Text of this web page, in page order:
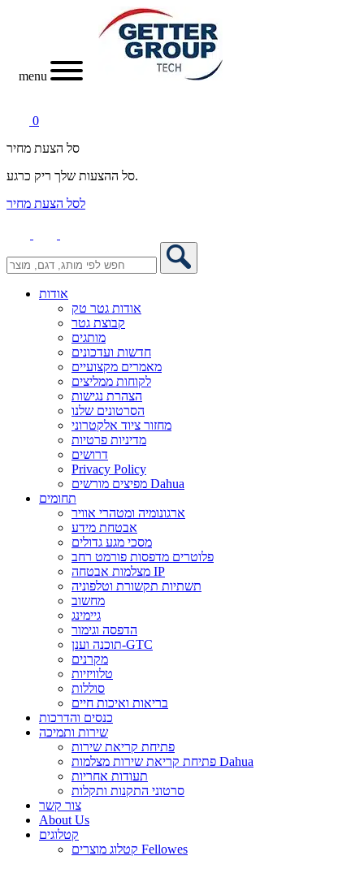
menu
0
סל הצעת מחיר
סל ההצעות שלך ריק כרגע.
לסל הצעת מחיר
אודות
אודות גטר טק
קבוצת גטר
מותגים
חדשות ועדכונים
מאמרים מקצועיים
לקוחות ממליצים
הצהרת נגישות
הסרטונים שלנו
מחזור ציוד אלקטרוני
מדיניות פרטיות
דרושים
Privacy Policy
מפיצים מורשים Dahua
תחומים
ארגונומיה ומטהרי אוויר
אבטחת מידע
מסכי מגע גדולים
פלוטרים מדפסות פורמט רחב
מצלמות אבטחה IP
תשתיות תקשורת וטלפוניה
מחשוב
גיימינג
הדפסה וגימור
תוכנה וענן-GTC
מקרנים
טלוויזיות
סוללות
בריאות ואיכות חיים
כנסים והדרכות
שירות ותמיכה
פתיחת קריאת שירות
פתיחת קריאת שירות מצלמות Dahua
תעודות אחריות
סרטוני התקנות ותקלות
צור קשר
About Us
קטלוגים
קטלוג מוצרים Fellowes